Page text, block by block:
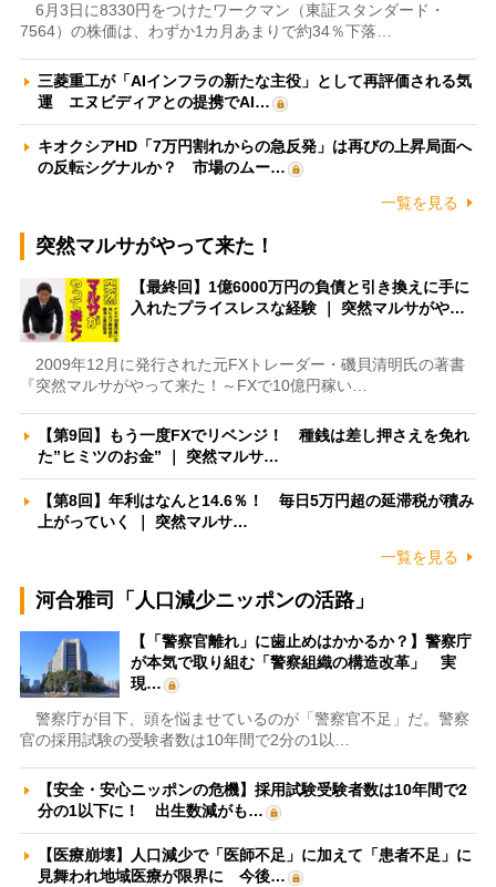
6月3日に8330円をつけたワークマン（東証スタンダード・
7564）の株価は、わずか1カ月あまりで約34％下落…
三菱重工が「AIインフラの新たな主役」として再評価される気
運 エヌビディアとの提携でAI…
キオクシアHD「7万円割れからの急反発」は再びの上昇局面へ
の反転シグナルか？ 市場のムー…
一覧を見る
突然マルサがやって来た！
【最終回】1億6000万円の負債と引き換えに手に
入れたプライスレスな経験 ｜ 突然マルサがや…
2009年12月に発行された元FXトレーダー・磯貝清明氏の著書
『突然マルサがやって来た！～FXで10億円稼い…
【第9回】もう一度FXでリベンジ！ 種銭は差し押さえを免れ
た”ヒミツのお金” ｜ 突然マルサ…
【第8回】年利はなんと14.6％！ 毎日5万円超の延滞税が積み
上がっていく ｜ 突然マルサ…
一覧を見る
河合雅司「人口減少ニッポンの活路」
【「警察官離れ」に歯止めはかかるか？】警察庁
が本気で取り組む「警察組織の構造改革」 実
現…
警察庁が目下、頭を悩ませているのが「警察官不足」だ。警察
官の採用試験の受験者数は10年間で2分の1以…
【安全・安心ニッポンの危機】採用試験受験者数は10年間で2
分の1以下に！ 出生数減がも…
【医療崩壊】人口減少で「医師不足」に加えて「患者不足」に
見舞われ地域医療が限界に 今後…